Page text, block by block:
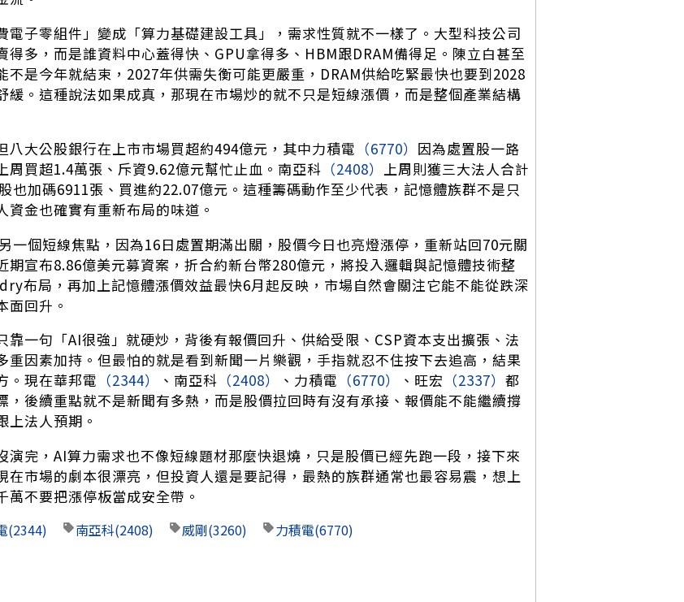
電子零組件」變成「算力基礎建設工具」，需求性質就不一樣了。大型科技公司
得多，而是誰資料中心蓋得快、GPU拿得多、HBM跟DRAM備得足。陳立白甚至
不是今年就結束，2027年供需失衡可能更嚴重，DRAM供給吃緊最快也要到2028
緩。這種說法如果成真，那現在市場炒的就不只是短線漲價，而是整個產業結構
八大公股銀行在上市市場買超約494億元，其中力積電 （6770） 因為處置股一路
周買超1.4萬張、斥資9.62億元幫忙止血。南亞科 （2408） 上周則獲三大法人合計
也加碼6911張、買進約22.07億元。這種籌碼動作至少代表，記憶體族群不是只
資金也確實有重新布局的味道。
一個短線焦點，因為16日處置期滿出關，股價今日也亮燈漲停，重新站回70元關
期宣布8.86億美元募資案，折合約新台幣280億元，將投入邏輯與記憶體技術整
布局，再加上記憶體漲價效益最快6月起反映，市場自然會關注它能不能從跌深
面回升。
靠一句「AI很強」就硬炒，背後有報價回升、供給受限、CSP資本支出擴張、法
重因素加持。但最怕的就是看到新聞一片樂觀，手指就忍不住按下去追高，結果
。現在華邦電 （2344） 、南亞科 （2408） 、力積電 （6770） 、旺宏 （2337） 都
，後續重點就不是新聞有多熱，而是股價拉回時有沒有承接、報價能不能繼續撐
上法人預期。
演完，AI算力需求也不像短線題材那麼快退燒，只是股價已經先跑一段，接下來
在市場的劇本很漂亮，但投資人還是要記得，最熱的族群通常也最容易震，想上
萬不要把漲停板當成安全帶。
(2344) 南亞科(2408) 威剛(3260) 力積電(6770)